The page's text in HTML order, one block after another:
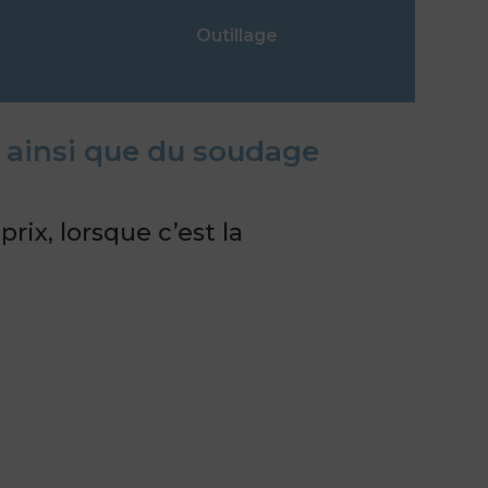
Outillage
que du soudage
lorsque c’est la